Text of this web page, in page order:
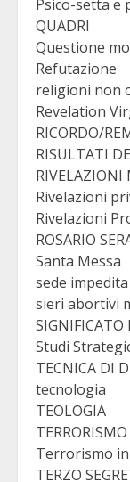
Psico-setta e
QUADRI
Questione
Refutazione
religioni non
Revelation
RICORDO/
RISULTATI
RIVELAZIONI
Rivelazioni
Rivelazioni
ROSARIO
Santa Messa
sede impedita
sieri abortivi
SIGNIFICATO
Studi
TECNICA DI
tecnologia
TEOLOGIA
TERRORISMO
Terrorismo
TERZO